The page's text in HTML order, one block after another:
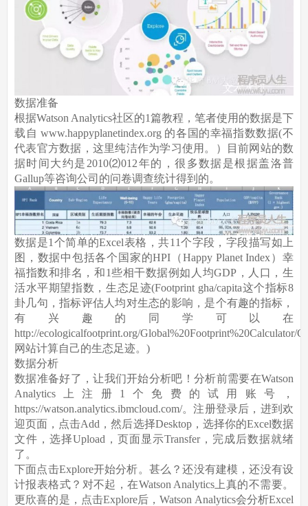
数据准备
根据Watson Analytics社区的1篇教程，笔者使用的数据是下
载自 www.happyplanetindex.org 的各国的幸福指数数据(不
代表官方数据，这里纯洁作为学习使用。）目前网站的数
据时间大约是2010⑵012年的，很多数据是根据盖洛普
Gallup等咨询公司的问卷调查统计得到的。
数据是1个简单的Excel表格，共11个字段，字段描写如上
图，数据中包括各个国家的HPI（Happy Planet Index）幸
福指数和排名，和1些相干数据例如人均GDP，人口，生
活水平期望指数，生态足迹(Footprint gha/capita这个指标8
卦几句，指标评估人均对生态的影响，是个有趣的指标，
有兴趣的同学可以在
http://ecologicalfootprint.org/Global%20Footprint%20Calculator/
网站计算自己的生态足迹。)
数据分析
数据准备好了，让我们开始分析吧！分析前需要在Watson
Analytics上注册1个免费的试用账号，
https://watson.analytics.ibmcloud.com/。注册登录后，进到欢
迎页面，点击Add，然后选择Desktop，选择你的Excel数据
文件，选择Upload，页面显示Transfer，完成后数据就绪
了。
下面点击Explore开始分析。甚么？还没有建模，还没有设
计报表格式？对不起，在Watson Analytics上真的不需要。
更欣喜的是，点击Explore后，Watson Analytics会分析Excel